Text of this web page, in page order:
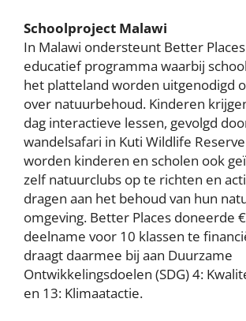
Schoolproject Malawi
In Malawi ondersteunt Better
educatief programma waarbij
het platteland worden uitgenodigd
over natuurbehoud. Kinderen
dag interactieve lessen, gevolgd
wandelsafari in Kuti Wildlife
worden kinderen en scholen ook
zelf natuurclubs op te richten en
dragen aan het behoud van hun
omgeving. Better Places doneerde
deelname voor 10 klassen te
draagt daarmee bij aan Duurzame
Ontwikkelingsdoelen (SDG) 4:
en 13: Klimaatactie.